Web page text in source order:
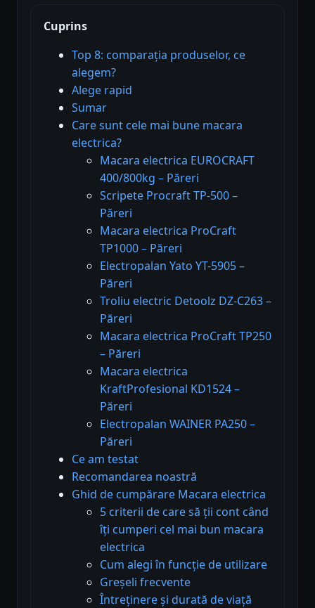
Cuprins
Top 8: comparația produselor, ce
alegem?
Alege rapid
Sumar
Care sunt cele mai bune macara
electrica?
Macara electrica EUROCRAFT
400/800kg – Păreri
Scripete Procraft TP-500 –
Păreri
Macara electrica ProCraft
TP1000 – Păreri
Electropalan Yato YT-5905 –
Păreri
Troliu electric Detoolz DZ-C263 –
Păreri
Macara electrica ProCraft TP250
– Păreri
Macara electrica
KraftProfesional KD1524 –
Păreri
Electropalan WAINER PA250 –
Păreri
Ce am testat
Recomandarea noastră
Ghid de cumpărare Macara electrica
5 criterii de care să ții cont când
îți cumperi cel mai bun macara
electrica
Cum alegi în funcție de utilizare
Greșeli frecvente
Întreținere și durată de viață